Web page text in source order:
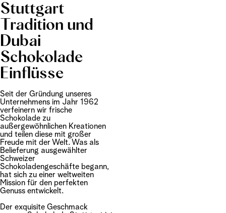
Stuttgart
Tradition und
Dubai
Schokolade
Einflüsse
Seit der Gründung unseres
Unternehmens im Jahr 1962
verfeinern wir frische
Schokolade zu
außergewöhnlichen Kreationen
und teilen diese mit großer
Freude mit der Welt. Was als
Belieferung ausgewählter
Schweizer
Schokoladengeschäfte begann,
hat sich zu einer weltweiten
Mission für den perfekten
Genuss entwickelt.
Der exquisite Geschmack